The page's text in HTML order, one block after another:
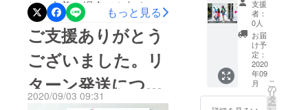
して未着の場合はお知らせ
ください。お受け取りの程
よろしくお願いいたしま
す。活動のお知らせ京都リ
サーチ/ 大京都 in 和束2020
に参加中です。リサーチを
もっと見る
ご支援ありがとう
ございました。リ
ターン発送につい
2020/09/03 09:31
バルセロナ
芸術文化セ
Espronceda
、 サンタモ
ニカ美術
ディン
グペー
ジ・活
動報告
欄より
支援
者：
0人
お届
け予
定：
2020
年09
月
こ
の
リ
タ
ー